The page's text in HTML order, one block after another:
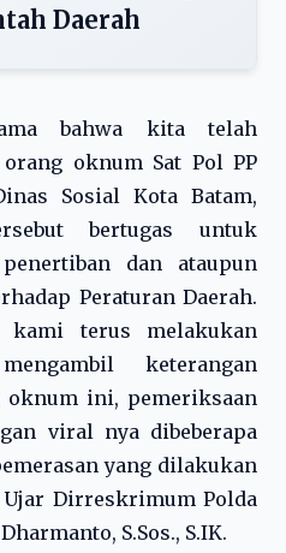
Daerah
bahwa kita telah
oknum Sat Pol PP
Sosial Kota Batam,
bertugas untuk
dan ataupun
Peraturan Daerah.
terus melakukan
keterangan
oknum ini, pemeriksaan
viral nya dibeberapa
yang dilakukan
Dirreskrimum Polda
S.Sos., S.IK.